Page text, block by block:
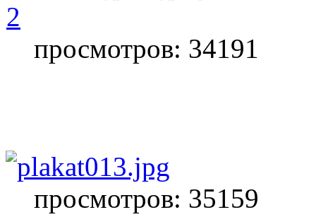
2
просмотров: 34191
просмотров: 35159